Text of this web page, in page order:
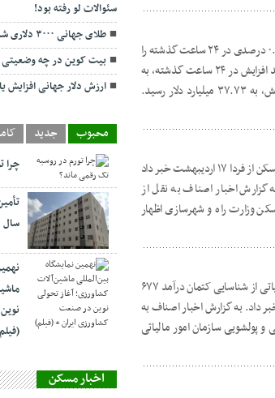
بیت‌کوین، بزرگترین رمزارز جهان، امروز، دوشنبه (۱۹ خرداد) افزایش ۰.۱۱ درصدی در ۲۴ ساعت گذشته را
ثبت کرد. به گزارش اخبار اصناف، ارزش بازار بیت‌کوین با ۰.۲۱ درصد افزایش در ۲۴ ساعت گذشته، به
۲.۱ تریلیون دلار و حجم معاملات آن در این زمان با ۰.۸۱ درصد کاهش، به ۳۷.۷۳ میلیارد دلار رسید.
مقام مسئول وزارت راه و شهرسازی از آغاز فرآیند ثبت‌نام وام ودیعه مسکن از فردا ۱۷ اردیبهشت خبر داد
۴۰۰ میلیونی ۱۰ سال است. به گزارش اخبار اصناف به نقل از
وزارت راه و شهرسازی اظهار
رئیس مرکز بازرسی، مبارزه با فرار مالیاتی و پولشویی سازمان امور مالیاتی از شناسایی کتمان درآمد ۶۷۷
داد. به گزارش اخبار اصناف به
و پولشویی سازمان امور مالیاتی
سئوالات لو رفته بود!
طلای جهانی ۳۰۰۰ دلاری شد
بیت کوین در چه
ارزش دلار جهانی افزایش
محبوب جدید
چرا
سال
اخبار مسکن